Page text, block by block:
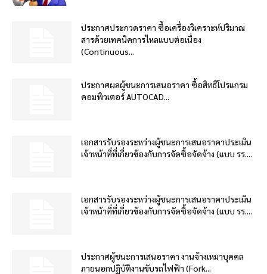
ประกาศประกวดราคา ซื้อเครื่องวิเคราะห์ปริมาณ
สารด้วยเทคนิคการไหลแบบต่อเนื่อง
(Continuous...
ประกาศผลผู้ชนะการเสนอราคา ซื้อสิทธิโปรแกรม
คอมพิวเตอร์ AUTOCAD...
เอกสารรับรองระหว่างผู้ชนะการเสนอราคาประเมิน
เจ้าหน้าที่ที่เกี่ยวข้องกับการจัดซื้อจัดจ้าง (แบบ รร....
เอกสารรับรองระหว่างผู้ชนะการเสนอราคาประเมิน
เจ้าหน้าที่ที่เกี่ยวข้องกับการจัดซื้อจัดจ้าง (แบบ รร....
ประกาศผู้ชนะการเสนอราคา งานจ้างเหมาบุคคล
ภายนอกปฏิบัติงานขับรถไฟฟ้า (Fork...